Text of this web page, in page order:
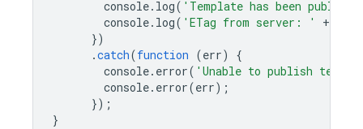
console. log( 'Template has been
console. log( 'ETag from server: ' +
})
.catch(function (err)
{
console. error( 'Unable to publish
console. error(err);
});
}